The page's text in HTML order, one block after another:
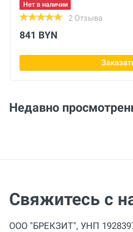
Сталь SS
Диаметр
Нет в наличии
2 Отзыва
841 BYN
Недавно
Свяжитесь с
ООО "БРЕКЗИТ", УНП